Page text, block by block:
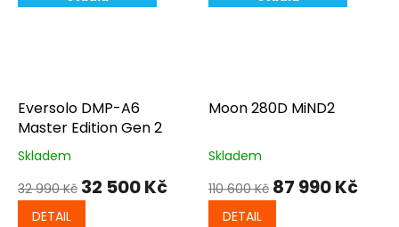
Eversolo DMP-A6
Master Edition Gen 2
Skladem
32 990 Kč 32 500 Kč
DETAIL
Moon 280D MiND2
Skladem
110 600 Kč 87 990 Kč
DETAIL